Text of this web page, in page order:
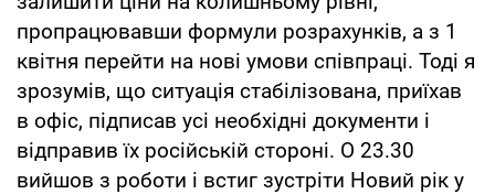
пропрацювавши формули розрахунків, а з 1
квітня перейти на нові умови співпраці. Тоді я
зрозумів, що ситуація стабілізована, приїхав
в офіс, підписав усі необхідні документи і
відправив їх російській стороні. О 23.30
вийшов з роботи і встиг зустріти Новий рік у